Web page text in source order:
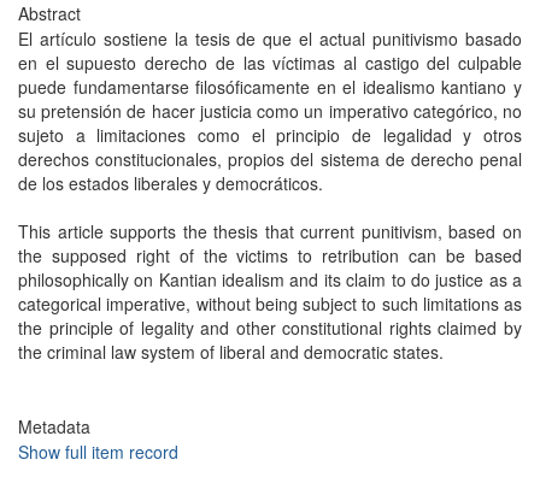
Abstract
El artículo sostiene la tesis de que el actual punitivismo basado
en el supuesto derecho de las víctimas al castigo del culpable
puede fundamentarse filosóficamente en el idealismo kantiano y
su pretensión de hacer justicia como un imperativo categórico, no
sujeto a limitaciones como el principio de legalidad y otros
derechos constitucionales, propios del sistema de derecho penal
de los estados liberales y democráticos.
This article supports the thesis that current punitivism, based on
the supposed right of the victims to retribution can be based
philosophically on Kantian idealism and its claim to do justice as a
categorical imperative, without being subject to such limitations as
the principle of legality and other constitutional rights claimed by
the criminal law system of liberal and democratic states.
Metadata
Show full item record